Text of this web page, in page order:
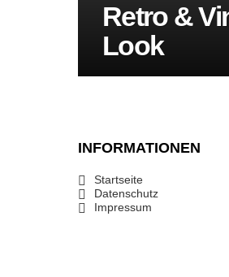
Retro &
Look
INFORMATIONEN
Startseite
Datenschutz
Impressum